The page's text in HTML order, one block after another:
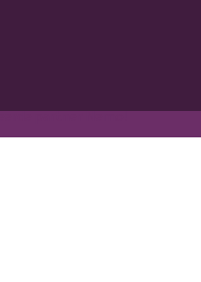
partner Nemo!